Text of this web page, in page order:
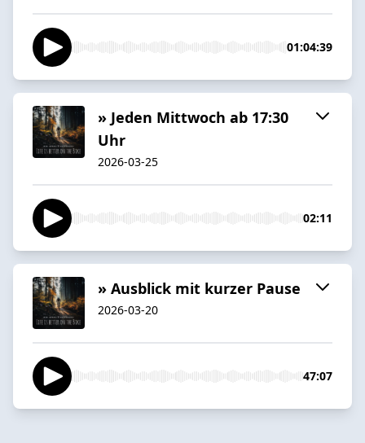
01:04:39
» Jeden Mittwoch ab 17:30
Uhr
2026-03-25
02:11
» Ausblick mit kurzer Pause
2026-03-20
47:07